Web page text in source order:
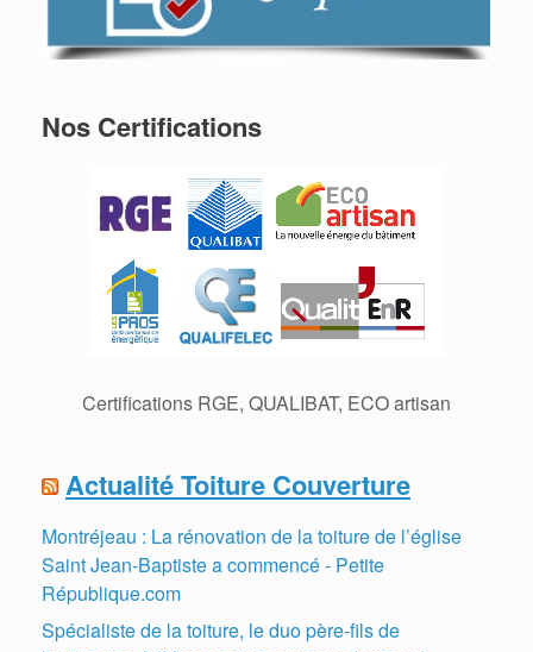
Nos Certifications
Certifications RGE, QUALIBAT, ECO artisan
Actualité Toiture Couverture
Montréjeau : La rénovation de la toiture de l’église
Saint Jean-Baptiste a commencé - Petite
République.com
Spécialiste de la toiture, le duo père-fils de